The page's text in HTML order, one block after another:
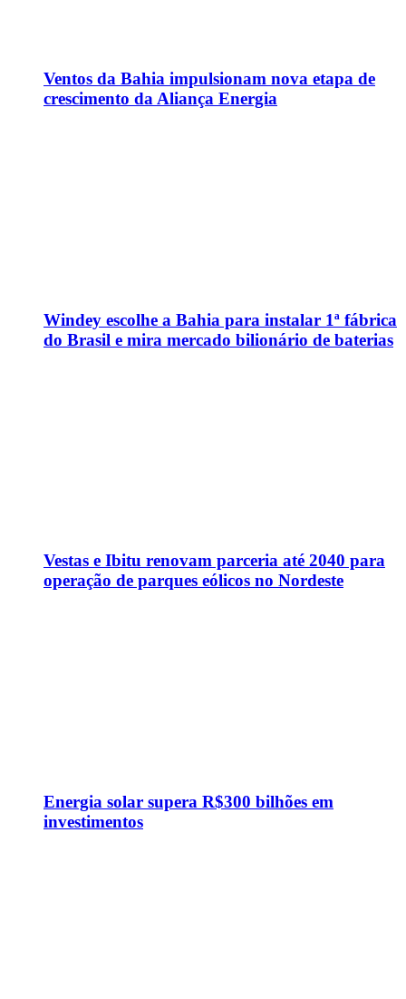
Ventos da Bahia impulsionam nova etapa de
crescimento da Aliança Energia
Windey escolhe a Bahia para instalar 1ª fábrica
do Brasil e mira mercado bilionário de baterias
Vestas e Ibitu renovam parceria até 2040 para
operação de parques eólicos no Nordeste
Energia solar supera R$300 bilhões em
investimentos